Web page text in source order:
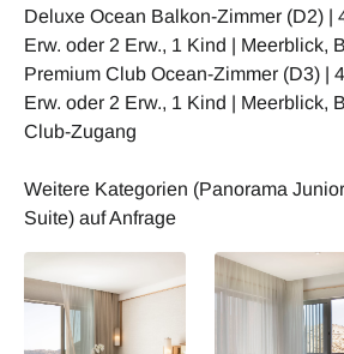
Deluxe Ocean Balkon-Zimmer (D2) |
Erw. oder 2 Erw., 1 Kind | Meerblick,
Premium Club Ocean-Zimmer (D3) |
Erw. oder 2 Erw., 1 Kind | Meerblick,
Club-Zugang
Weitere Kategorien (Panorama
Suite) auf Anfrage